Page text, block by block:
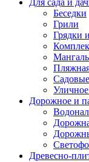
Для сада и
Беседки
Грили
Грядки
Дорожное и
Древесно-